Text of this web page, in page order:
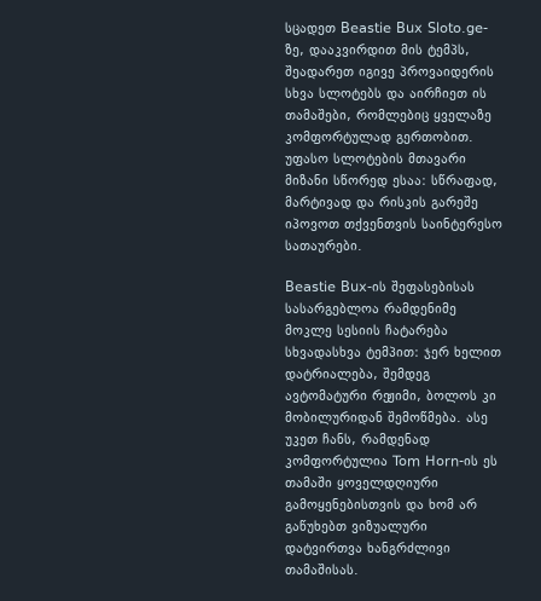
სცადეთ Beastie Bux Sloto.ge-
ზე, დააკვირდით მის ტემპს,
შეადარეთ იგივე პროვაიდერის
სხვა სლოტებს და აირჩიეთ ის
თამაშები, რომლებიც ყველაზე
კომფორტულად გერთობით.
უფასო სლოტების მთავარი
მიზანი სწორედ ესაა: სწრაფად,
მარტივად და რისკის გარეშე
იპოვოთ თქვენთვის საინტერესო
სათაურები.
Beastie Bux-ის შეფასებისას
სასარგებლოა რამდენიმე
მოკლე სესიის ჩატარება
სხვადასხვა ტემპით: ჯერ ხელით
დატრიალება, შემდეგ
ავტომატური რეჟიმი, ბოლოს კი
მობილურიდან შემოწმება. ასე
უკეთ ჩანს, რამდენად
კომფორტულია Tom Horn-ის ეს
თამაში ყოველდღიური
გამოყენებისთვის და ხომ არ
გაწუხებთ ვიზუალური
დატვირთვა ხანგრძლივი
თამაშისას.